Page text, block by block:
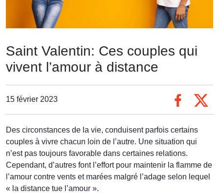
Saint Valentin: Ces couples qui
vivent l’amour à distance
15 février 2023
Des circonstances de la vie, conduisent parfois certains
couples à vivre chacun loin de l’autre. Une situation qui
n’est pas toujours favorable dans certaines relations.
Cependant, d’autres font l’effort pour maintenir la flamme de
l’amour contre vents et marées malgré l’adage selon lequel
« la distance tue l’amour ».